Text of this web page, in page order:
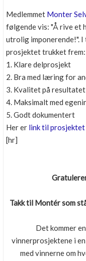
Medlemmet Monter
følgende vis: "Å rive et
utrolig imponerende!".
prosjektet trukket frem:
1. Klare delprosjekt
2. Bra med læring for
3. Kvalitet på resultatet
4. Maksimalt med
5. Godt dokumentert
Her er link til prosjektet
[hr]
Takk til Montér som
Det kommer
vinnerprosjektene i
med vinnerne om